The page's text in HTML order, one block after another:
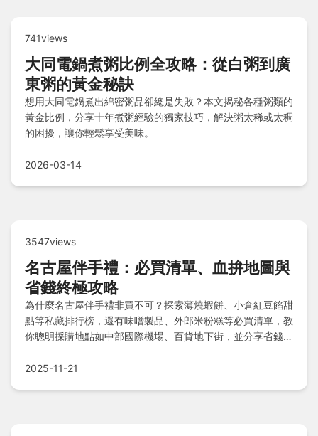
741views
大同電鍋煮粥比例全攻略：從白粥到廣
東粥的黃金秘訣
想用大同電鍋煮出綿密粥品卻總是失敗？本文揭秘各種粥類的
黃金比例，分享十年煮粥經驗的獨家技巧，解決粥太稀或太稠
的困擾，讓你輕鬆享受美味。
2026-03-14
3547views
名古屋伴手禮：必買清單、血拚地圖與
省錢終極攻略
為什麼名古屋伴手禮非買不可？探索薄燒蝦餅、小倉紅豆餡甜
點等私藏排行榜，還有味噌製品、外郎米粉糕等必買清單，教
你聰明採購地點如中部國際機場、百貨地下街，並分享省錢心
2025-11-21